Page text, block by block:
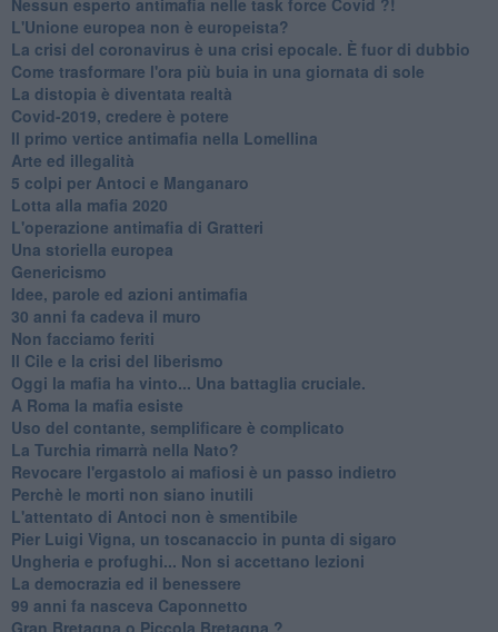
L'Unione europea non è europeista?
La crisi del coronavirus è una crisi epocale. È fuor di dubbio
Come trasformare l'ora più buia in una giornata di sole
​La distopia è diventata realtà
Covid-2019, credere è potere
Il primo vertice antimafia nella Lomellina
Arte ed illegalità
​5 colpi per Antoci e Manganaro
Lotta alla mafia 2020
L'operazione antimafia di Gratteri
Una storiella europea
Genericismo
Idee, parole ed azioni antimafia
30 anni fa cadeva il muro
Non facciamo feriti
Il Cile e la crisi del liberismo
Oggi la mafia ha vinto... Una battaglia cruciale.
A Roma la mafia esiste
Uso del contante, semplificare è complicato
La Turchia rimarrà nella Nato?
Revocare l'ergastolo ai mafiosi è un passo indietro
Perchè le morti non siano inutili
L'attentato di Antoci non è smentibile
Pier Luigi Vigna, un toscanaccio in punta di sigaro
Ungheria e profughi... Non si accettano lezioni
La democrazia ed il benessere
99 anni fa nasceva Caponnetto
Gran Bretagna o Piccola Bretagna ?